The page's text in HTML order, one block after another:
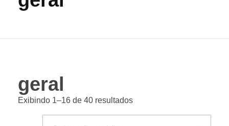
LINHAS DE PRODUTOS
SUSTENTABILIDADE
CATÁLOGO 2025
geral
Exibindo 1–16 de 40 resultados